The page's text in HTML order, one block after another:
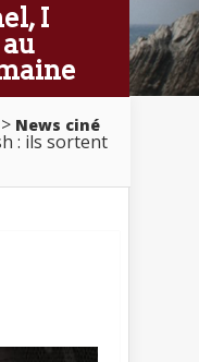
I
> News ciné
: ils sortent